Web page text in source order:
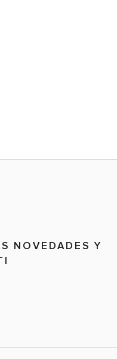
NOVEDADES Y